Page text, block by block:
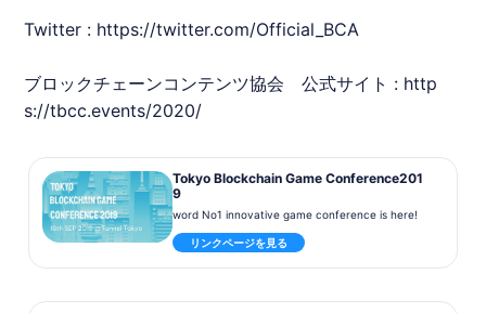
Twitter : https://twitter.com/Official_BCA
ブロックチェーンコンテンツ協会 公式サイト : http
s://tbcc.events/2020/
Tokyo Blockchain Game Conference201
9
word No1 innovative game conference is here!
リンクページを見る